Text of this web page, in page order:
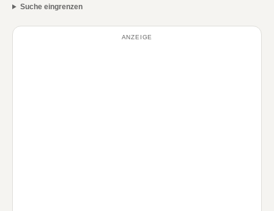
Suche eingrenzen
ANZEIGE